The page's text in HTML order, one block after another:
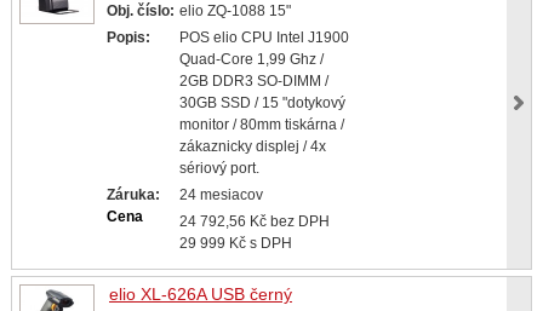
Obj. číslo: elio ZQ-1088 15"
Popis:
POS elio CPU Intel J1900
Quad-Core 1,99 Ghz /
2GB DDR3 SO-DIMM /
30GB SSD / 15 "dotykový
monitor / 80mm tiskárna /
zákaznicky displej / 4x
sériový port.
Záruka:
24 mesiacov
Cena
24 792,56 Kč bez DPH
29 999 Kč s DPH
elio XL-626A USB černý